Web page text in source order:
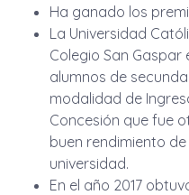
Ha ganado los
La Universidad
Colegio San
alumnos de
modalidad de
Concesión que fue
buen rendimiento
universidad.
En el año 2017